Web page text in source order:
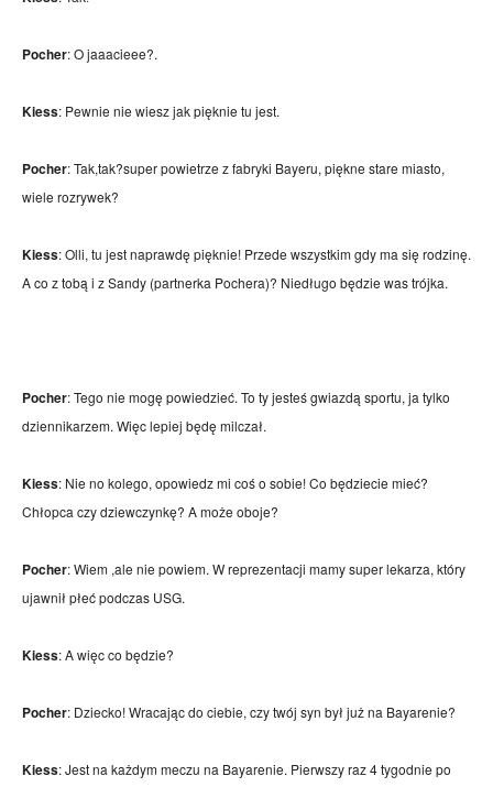
Pocher: O jaaacieee?.
Kiess: Pewnie nie wiesz jak pięknie tu jest.
Pocher: Tak,tak?super powietrze z fabryki Bayeru, piękne stare miasto,
wiele rozrywek?
Kiess: Olli, tu jest naprawdę pięknie! Przede wszystkim gdy ma się rodzinę.
A co z tobą i z Sandy (partnerka Pochera)? Niedługo będzie was trójka.
Pocher: Tego nie mogę powiedzieć. To ty jesteś gwiazdą sportu, ja tylko
dziennikarzem. Więc lepiej będę milczał.
Kiess: Nie no kolego, opowiedz mi coś o sobie! Co będziecie mieć?
Chłopca czy dziewczynkę? A może oboje?
Pocher: Wiem ,ale nie powiem. W reprezentacji mamy super lekarza, który
ujawnił płeć podczas USG.
Kiess: A więc co będzie?
Pocher: Dziecko! Wracając do ciebie, czy twój syn był już na Bayarenie?
Kiess: Jest na każdym meczu na Bayarenie. Pierwszy raz 4 tygodnie po